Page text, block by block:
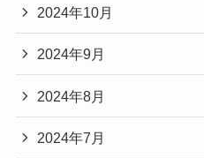
2024年10月
2024年9月
2024年8月
2024年7月